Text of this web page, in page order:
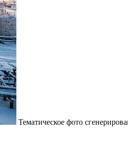
Тематическое фото